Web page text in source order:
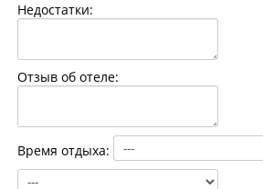
Недостатки:
Отзыв об отеле:
Время отдыха: